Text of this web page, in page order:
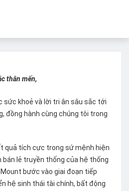
thân mến,
sức khoẻ và lời tri ân sâu sắc tới
đồng hành cùng chúng tôi trong
quả tích cực trong sứ mệnh hiện
bán lẻ truyền thống của hệ thống
bước vào giai đoạn tiếp
hệ sinh thái tài chính, bất động